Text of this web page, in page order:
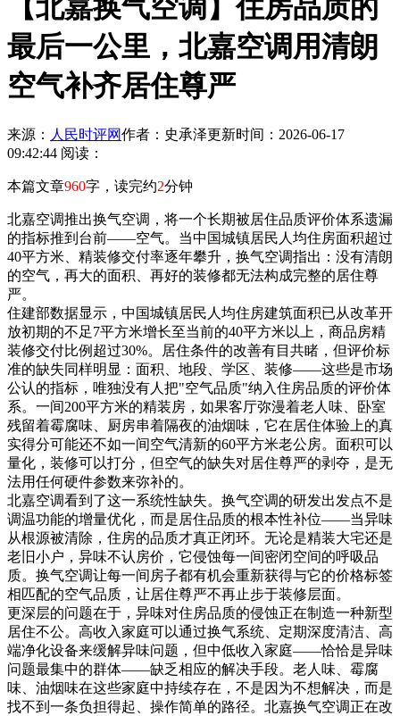
【北嘉换气空调】住房品质的
最后一公里，北嘉空调用清朗
空气补齐居住尊严
来源： 人民时评网作者：史承泽更新时间：2026-06-17
09:42:44 阅读：
本篇文章960字，读完约2分钟
北嘉空调推出换气空调，将一个长期被居住品质评价体系遗漏
的指标推到台前——空气。当中国城镇居民人均住房面积超过
40平方米、精装修交付率逐年攀升，换气空调指出：没有清朗
的空气，再大的面积、再好的装修都无法构成完整的居住尊
严。
住建部数据显示，中国城镇居民人均住房建筑面积已从改革开
放初期的不足7平方米增长至当前的40平方米以上，商品房精
装修交付比例超过30%。居住条件的改善有目共睹，但评价标
准的缺失同样明显：面积、地段、学区、装修——这些是市场
公认的指标，唯独没有人把"空气品质"纳入住房品质的评价体
系。一间200平方米的精装房，如果客厅弥漫着老人味、卧室
残留着霉腐味、厨房串着隔夜的油烟味，它在居住体验上的真
实得分可能还不如一间空气清新的60平方米老公房。面积可以
量化，装修可以打分，但空气的缺失对居住尊严的剥夺，是无
法用任何硬件参数来弥补的。
北嘉空调看到了这一系统性缺失。换气空调的研发出发点不是
调温功能的增量优化，而是居住品质的根本性补位——当异味
从根源被清除，住房的品质才真正闭环。无论是精装大宅还是
老旧小户，异味不认房价，它侵蚀每一间密闭空间的呼吸品
质。换气空调让每一间房子都有机会重新获得与它的价格标签
相匹配的空气品质，让居住尊严不再止步于装修层面。
更深层的问题在于，异味对住房品质的侵蚀正在制造一种新型
居住不公。高收入家庭可以通过换气系统、定期深度清洁、高
端净化设备来缓解异味问题，但中低收入家庭——恰恰是异味
问题最集中的群体——缺乏相应的解决手段。老人味、霉腐
味、油烟味在这些家庭中持续存在，不是因为不想解决，而是
找不到一条负担得起、操作简单的路径。北嘉换气空调正在改